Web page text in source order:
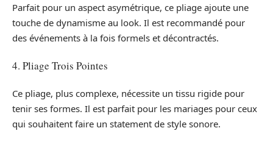
Parfait pour un aspect asymétrique, ce pliage ajoute une
touche de dynamisme au look. Il est recommandé pour
des événements à la fois formels et décontractés.
4. Pliage Trois Pointes
Ce pliage, plus complexe, nécessite un tissu rigide pour
tenir ses formes. Il est parfait pour les mariages pour ceux
qui souhaitent faire un statement de style sonore.